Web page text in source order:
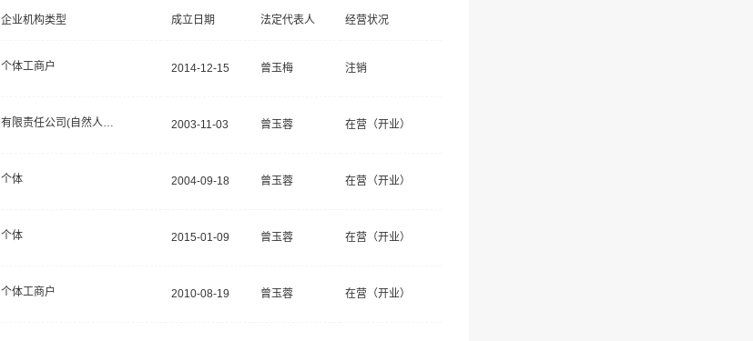
企业机构类型 成立日期 法定代表人 经营状况
个体工商户 2014-12-15 曾玉梅 注销
有限责任公司(自然人独资) 2003-11-03 曾玉蓉 在营（开业）
个体 2004-09-18 曾玉蓉 在营（开业）
个体 2015-01-09 曾玉蓉 在营（开业）
个体工商户 2010-08-19 曾玉蓉 在营（开业）